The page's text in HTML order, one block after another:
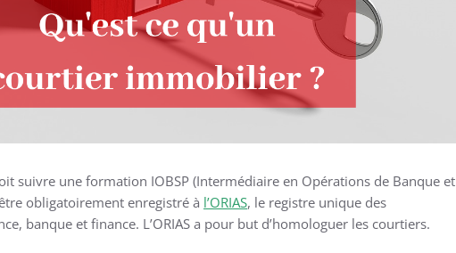
suivre une formation IOBSP (Intermédiaire en Opérations de Banque et
obligatoirement enregistré à l’ORIAS, le registre unique des
banque et finance. L’ORIAS a pour but d’homologuer les courtiers.